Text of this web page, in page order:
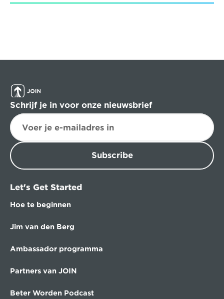
Schrijf je in voor onze nieuwsbrief
Subscribe
Let's Get Started
Hoe te beginnen
Jim van den Berg
Ambassador programma
Partners van JOIN
Beter Worden Podcast